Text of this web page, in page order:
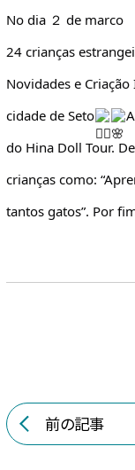
No dia ２ de marco
24 crianças
Novidades e
cidade de Seto
do Hina Doll Tour.
crianças como:
tantos gatos”. Por
前の記事